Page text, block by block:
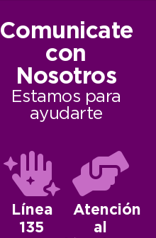
Comunicate
con
Nosotros
Estamos para
ayudarte
Línea
135
Atención
al